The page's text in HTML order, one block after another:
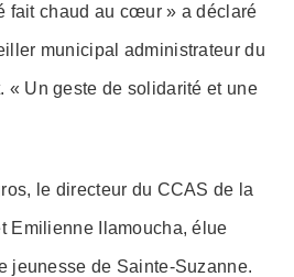
fait chaud au cœur » a déclaré
municipal administrateur du
« Un geste de solidarité et une
le directeur du CCAS de la
Emilienne Ilamoucha, élue
jeunesse de Sainte-Suzanne.